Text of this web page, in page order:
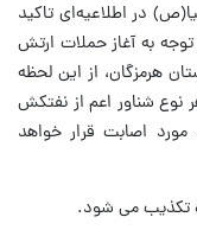
در اطلاعیه‌ای تاکید
توجه به آغاز حملات ارتش
هرمزگان، از این لحظه
نوع شناور اعم از نفتکش
اصابت قرار خواهد
تکذیب می شود.